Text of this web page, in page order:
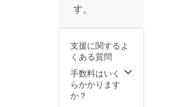
予約お
ます。
※有効期
限は
2023年
7月末ま
す。
支援に関するよ
くある質問
手数料はいく
らかかります
か？